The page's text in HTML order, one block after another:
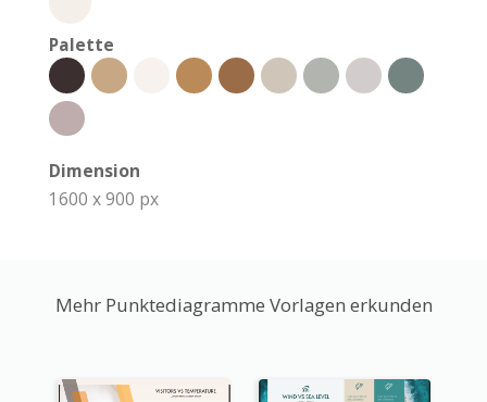
Palette
Dimension
1600 x 900 px
Mehr Punktediagramme Vorlagen erkunden